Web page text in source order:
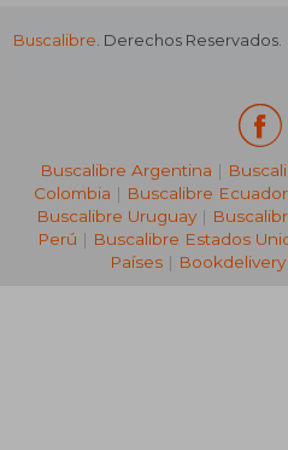
₡ 9.743
Buscalibre. Derechos Reservados.
Buscalibre Argentina |
Colombia | Buscalibre Ecuador
Buscalibre Uruguay|
Perú | Buscalibre Estados
Países |